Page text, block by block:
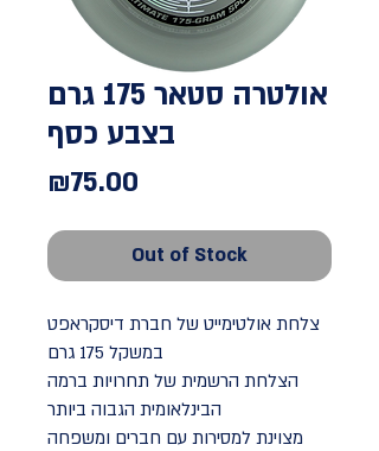
אולטרה סטאר 175 גרם
בצבע כסף
₪75.00
Out of Stock
צלחת אולטימייט של חברת דיסקראפט
במשקל 175 גרם
הצלחת הרשמית של תחרויות ברמה
הבינלאומית הגבוה ביותר
מצוינת למסירות עם חברים ומשפחה